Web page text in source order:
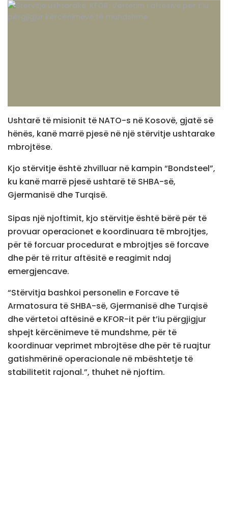
Ushtarë të misionit të NATO-s në Kosovë, gjatë së
hënës, kanë marrë pjesë në një stërvitje ushtarake
mbrojtëse.
Kjo stërvitje është zhvilluar në kampin “Bondsteel”,
ku kanë marrë pjesë ushtarë të SHBA-së,
Gjermanisë dhe Turqisë.
Sipas një njoftimit, kjo stërvitje është bërë për të
provuar operacionet e koordinuara të mbrojtjes,
për të forcuar procedurat e mbrojtjes së forcave
dhe për të rritur aftësitë e reagimit ndaj
emergjencave.
“Stërvitja bashkoi personelin e Forcave të
Armatosura të SHBA-së, Gjermanisë dhe Turqisë
dhe vërtetoi aftësinë e KFOR-it për t’iu përgjigjur
shpejt kërcënimeve të mundshme, për të
koordinuar veprimet mbrojtëse dhe për të ruajtur
gatishmërinë operacionale në mbështetje të
stabilitetit rajonal.”, thuhet në njoftim.